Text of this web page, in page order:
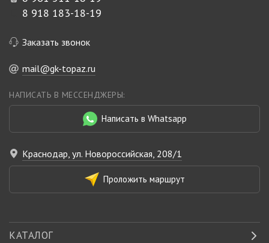
8 918 183-18-19
Заказать звонок
mail@gk-topaz.ru
НАПИСАТЬ В МЕССЕНДЖЕРЫ:
Написать в Whatsapp
Краснодар, ул. Новороссийская, 208/1
Проложить маршрут
КАТАЛОГ